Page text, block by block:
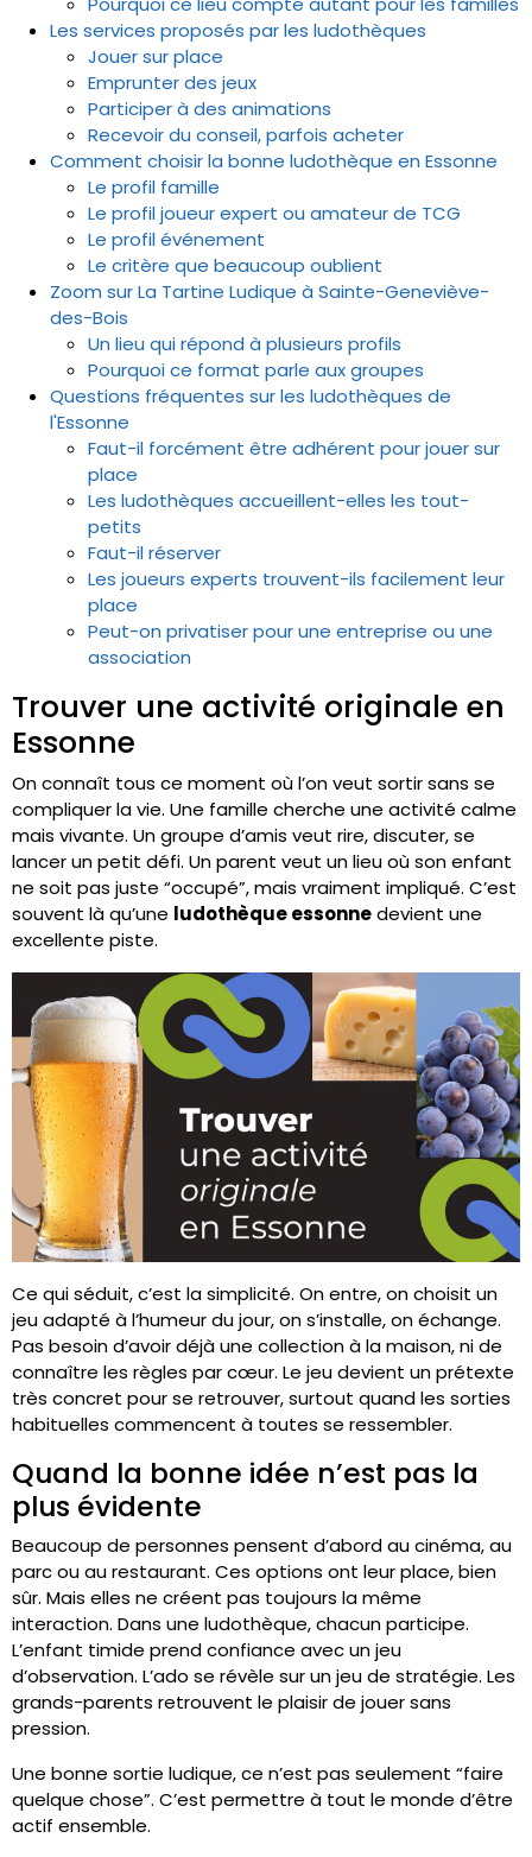
Les services proposés par les ludothèques
Jouer sur place
Emprunter des jeux
Participer à des animations
Recevoir du conseil, parfois acheter
Comment choisir la bonne ludothèque en Essonne
Le profil famille
Le profil joueur expert ou amateur de TCG
Le profil événement
Le critère que beaucoup oublient
Zoom sur La Tartine Ludique à Sainte-Geneviève-
des-Bois
Un lieu qui répond à plusieurs profils
Pourquoi ce format parle aux groupes
Questions fréquentes sur les ludothèques de
l'Essonne
Faut-il forcément être adhérent pour jouer sur
place
Les ludothèques accueillent-elles les tout-
petits
Faut-il réserver
Les joueurs experts trouvent-ils facilement leur
place
Peut-on privatiser pour une entreprise ou une
association
Trouver une activité originale en
Essonne
On connaît tous ce moment où l’on veut sortir sans se
compliquer la vie. Une famille cherche une activité calme
mais vivante. Un groupe d’amis veut rire, discuter, se
lancer un petit défi. Un parent veut un lieu où son enfant
ne soit pas juste “occupé”, mais vraiment impliqué. C’est
souvent là qu’une ludothèque essonnedevient une
excellente piste.
Ce qui séduit, c’est la simplicité. On entre, on choisit un
jeu adapté à l’humeur du jour, on s’installe, on échange.
Pas besoin d’avoir déjà une collection à la maison, ni de
connaître les règles par cœur. Le jeu devient un prétexte
très concret pour se retrouver, surtout quand les sorties
habituelles commencent à toutes se ressembler.
Quand la bonne idée n’est pas la
plus évidente
Beaucoup de personnes pensent d’abord au cinéma, au
parc ou au restaurant. Ces options ont leur place, bien
sûr. Mais elles ne créent pas toujours la même
interaction. Dans une ludothèque, chacun participe.
L’enfant timide prend confiance avec un jeu
d’observation. L’ado se révèle sur un jeu de stratégie. Les
grands-parents retrouvent le plaisir de jouer sans
pression.
Une bonne sortie ludique, ce n’est pas seulement “faire
quelque chose”. C’est permettre à tout le monde d’être
actif ensemble.